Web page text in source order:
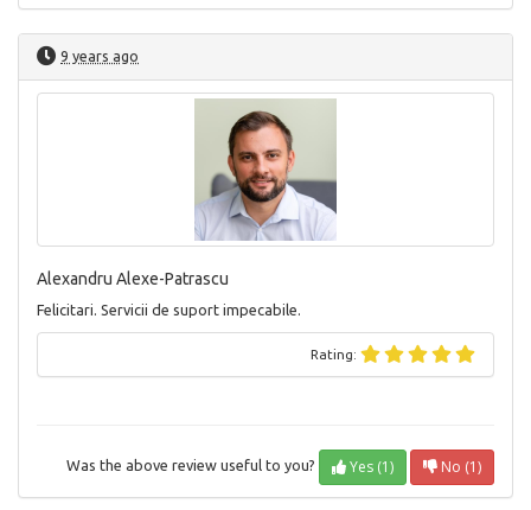
9 years ago
Alexandru Alexe-Patrascu
Felicitari. Servicii de suport impecabile.
Rating:
Was the above review useful to you? Yes (1) No (1)